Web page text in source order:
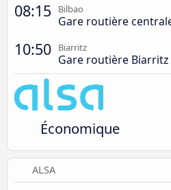
08:15 Bilbao
Gare routière
10:50 Biarritz
Gare routière Biarritz
Économique
ALSA